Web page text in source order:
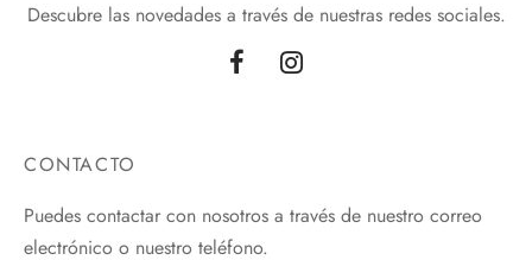
Descubre las novedades a través de nuestras redes sociales.
CONTACTO
Puedes contactar con nosotros a través de nuestro correo
electrónico o nuestro teléfono.